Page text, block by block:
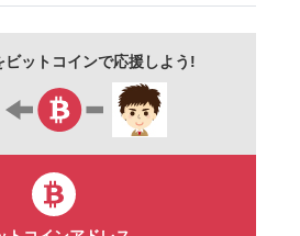
入浴剤 むくみ
ビットコインで応援しよう!